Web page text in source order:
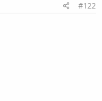
#122